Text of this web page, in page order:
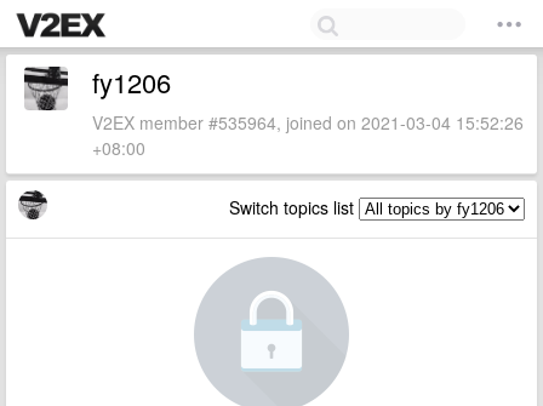
fy1206
V2EX member #535964, joined on 2021-03-04 15:52:26
+08:00
Switch topics list